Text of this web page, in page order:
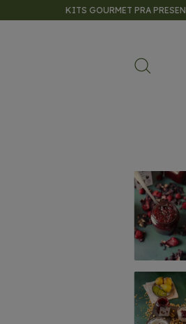
KITS GOURMET PRA PRESENTEAR